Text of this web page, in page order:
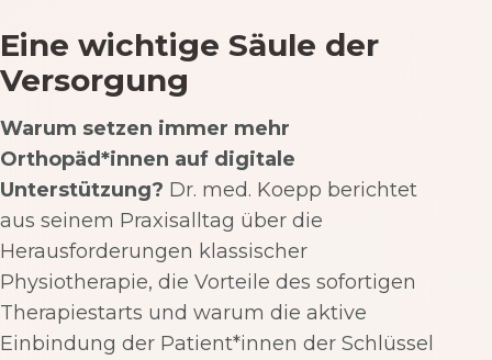
Eine wichtige Säule der
Versorgung
Warum setzen immer mehr
Orthopäd*innen auf digitale
Unterstützung? Dr. med. Koepp berichtet
aus seinem Praxisalltag über die
Herausforderungen klassischer
Physiotherapie, die Vorteile des sofortigen
Therapiestarts und warum die aktive
Einbindung der Patient*innen der Schlüssel